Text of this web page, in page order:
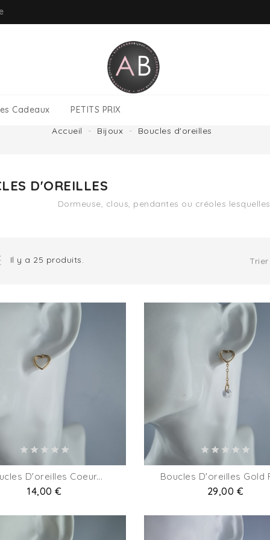
Cadeaux PETITS PRIX
Accueil Bijoux Boucles d'oreilles
D'OREILLES
Dormeuse, clous, pendantes ou créoles
Il y a 25 produits.
D'oreilles Coeur...
Prix
14,00 €
Boucles D'oreilles Gold
Prix
29,00 €